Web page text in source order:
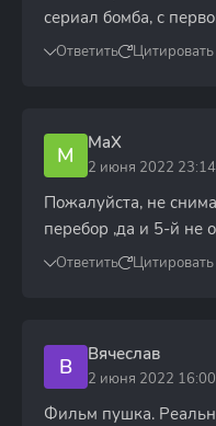
сериал бомба, с
Ответить Цитировать
M MaX
2 июня 2022 23:14
Пожалуйста, не
перебор ,да и 5-й не
Ответить Цитировать
В Вячеслав
2 июня 2022 16:00
Фильм пушка.